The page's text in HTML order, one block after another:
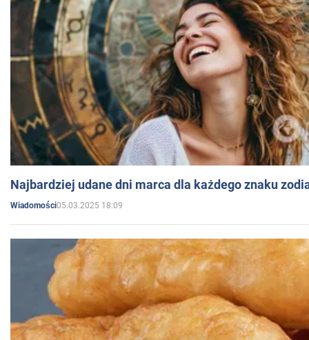
Najbardziej udane dni marca dla każdego znaku
Wiadomości05.03.2025 18:09